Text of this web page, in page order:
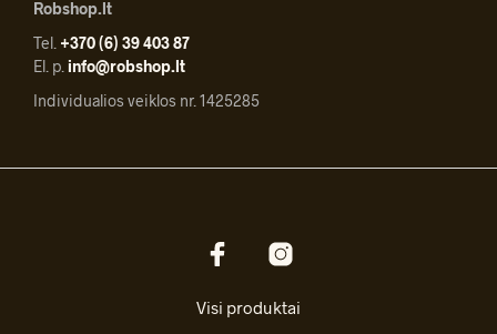
Robshop.lt
Tel. +370 (6) 39 403 87
El. p. info@robshop.lt
Individualios veiklos nr. 1425285
Visi produktai